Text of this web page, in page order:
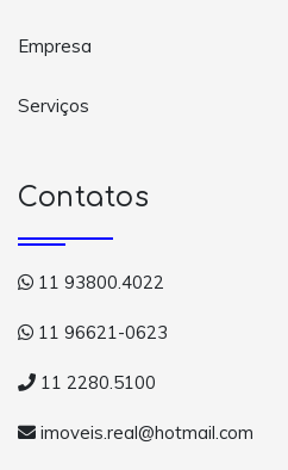
Empresa
Serviços
Contatos
11 93800.4022
11 96621-0623
11 2280.5100
imoveis.real@hotmail.com